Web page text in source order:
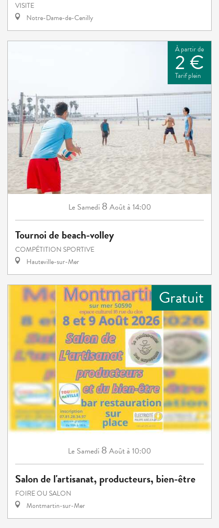
VISITE
Notre-Dame-de-Cenilly
À partir de
2 €
Tarif plein
Le Samedi 8 Aoûtà 14:00
Tournoi de beach-volley
COMPÉTITION SPORTIVE
Hauteville-sur-Mer
Gratuit
Le Samedi 8 Aoûtà 10:00
Salon de l'artisanat, producteurs, bien-être
FOIRE OU SALON
Montmartin-sur-Mer